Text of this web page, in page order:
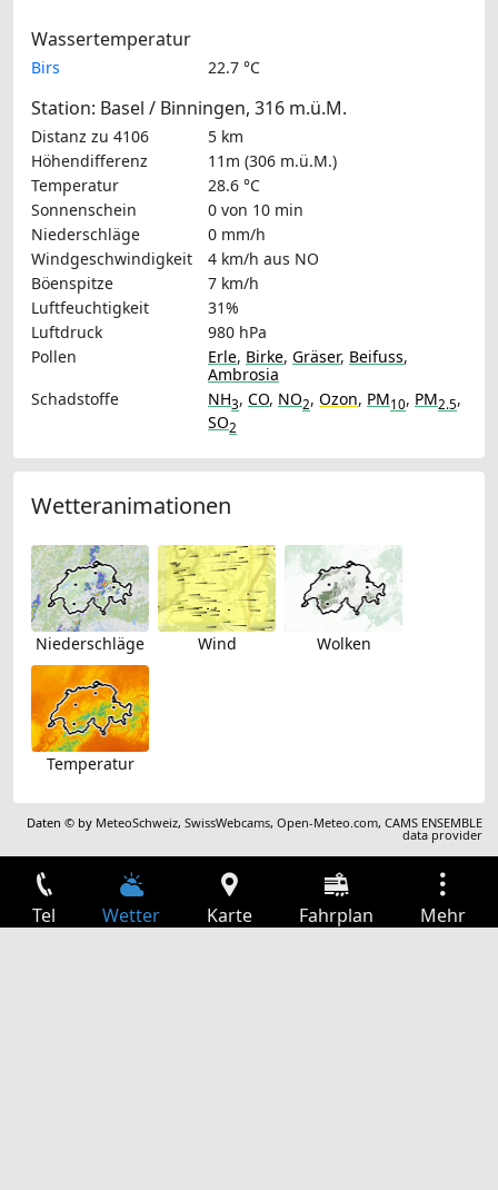
Wassertemperatur
Birs 22.7 °C
Station: Basel / Binningen, 316 m.ü.M.
Distanz zu 4106
5 km
Höhendifferenz
11m (306 m.ü.M.)
Temperatur
28.6 °C
Sonnenschein
0 von 10 min
Niederschläge
0 mm/h
Windgeschwindigkeit
4 km/h aus NO
Böenspitze
7 km/h
Luftfeuchtigkeit
31%
Luftdruck
980 hPa
Pollen
Erle, Birke, Gräser, Beifuss,
Ambrosia
Schadstoffe
NH3, CO, NO2, Ozon, PM10, PM2.5,
SO2
Wetteranimationen
Niederschläge Wind Wolken
Temperatur
Daten © by MeteoSchweiz,SwissWebcams,Open-Meteo.com,CAMS ENSEMBLE
data provider
Tel Wetter Karte Fahrplan Mehr